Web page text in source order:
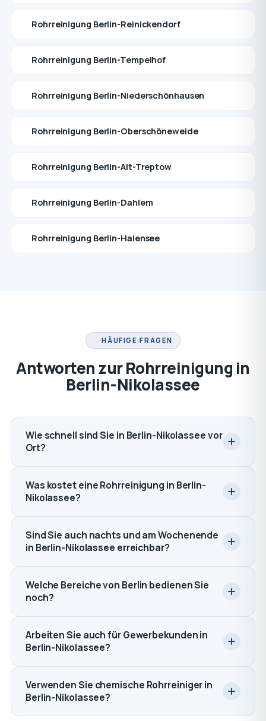
Rohrreinigung Berlin-Reinickendorf
Rohrreinigung Berlin-Tempelhof
Rohrreinigung Berlin-Niederschönhausen
Rohrreinigung Berlin-Oberschöneweide
Rohrreinigung Berlin-Alt-Treptow
Rohrreinigung Berlin-Dahlem
Rohrreinigung Berlin-Halensee
HÄUFIGE FRAGEN
Antworten zur Rohrreinigung in
Berlin-Nikolassee
Wie schnell sind Sie in Berlin-Nikolassee vor
Ort?
Was kostet eine Rohrreinigung in Berlin-
Nikolassee?
Sind Sie auch nachts und am Wochenende
in Berlin-Nikolassee erreichbar?
Welche Bereiche von Berlin bedienen Sie
noch?
Arbeiten Sie auch für Gewerbekunden in
Berlin-Nikolassee?
Verwenden Sie chemische Rohrreiniger in
Berlin-Nikolassee?